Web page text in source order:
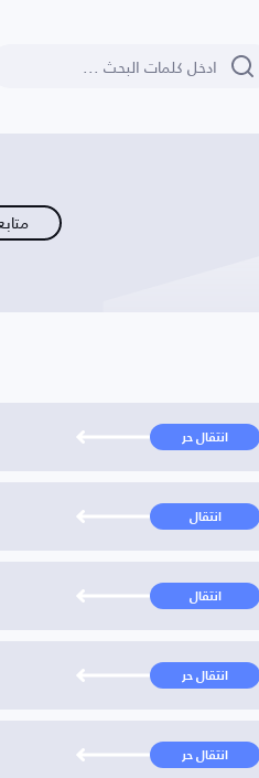
انتقال حر
انتقال
انتقال
انتقال حر
انتقال حر